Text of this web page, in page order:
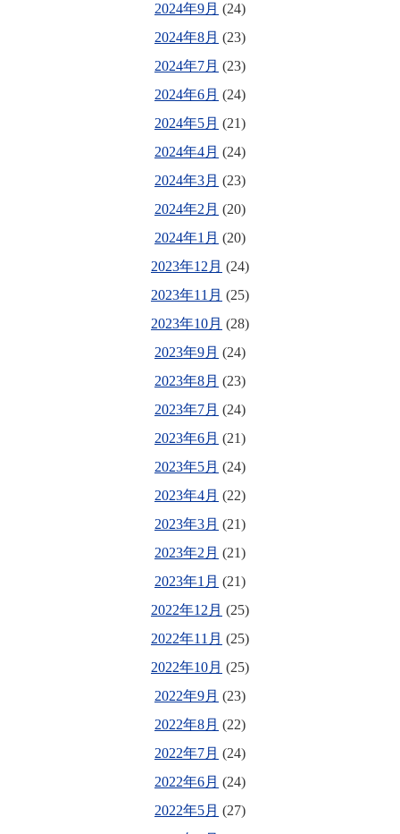
2024年9月 (24)
2024年8月 (23)
2024年7月 (23)
2024年6月 (24)
2024年5月 (21)
2024年4月 (24)
2024年3月 (23)
2024年2月 (20)
2024年1月 (20)
2023年12月 (24)
2023年11月 (25)
2023年10月 (28)
2023年9月 (24)
2023年8月 (23)
2023年7月 (24)
2023年6月 (21)
2023年5月 (24)
2023年4月 (22)
2023年3月 (21)
2023年2月 (21)
2023年1月 (21)
2022年12月 (25)
2022年11月 (25)
2022年10月 (25)
2022年9月 (23)
2022年8月 (22)
2022年7月 (24)
2022年6月 (24)
2022年5月 (27)